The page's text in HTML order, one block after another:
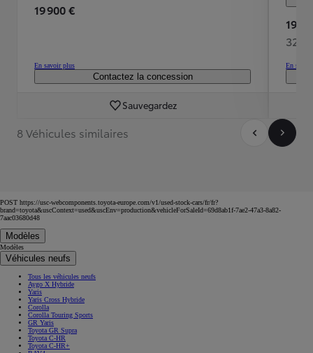
19 900 €
En savoir plus
Contactez la concession
Sauvegardez
19
326
En
8 Véhicules similaires
POST https://usc-webcomponents.toyota-europe.com/v1/used-stock-cars/fr/fr?
brand=toyota&uscContext=used&uscEnv=production&vehicleForSaleId=69d8ab1f-7ae2-47a3-8a82-
7aac03680d48
Modèles
Modèles
Véhicules neufs
Tous les véhicules neufs
Aygo X Hybride
Yaris
Yaris Cross Hybride
Corolla
Corolla Touring Sports
GR Yaris
Toyota GR Supra
Toyota C-HR
Toyota C-HR+